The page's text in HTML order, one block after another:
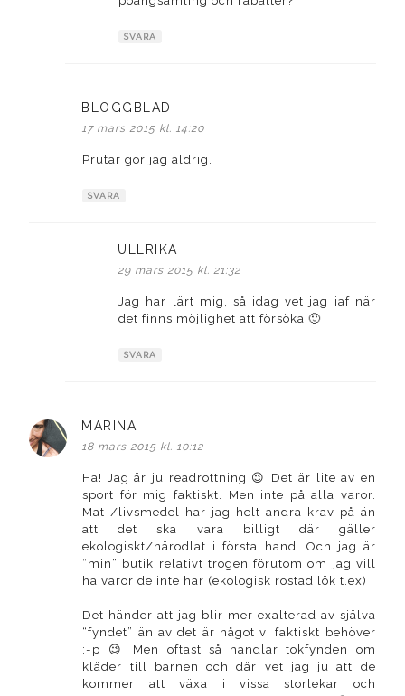
SVARA
BLOGGBLAD
17 mars 2015 kl. 14:20
Prutar gör jag aldrig.
SVARA
ULLRIKA
29 mars 2015 kl. 21:32
Jag har lärt mig, så idag vet jag iaf när
det finns möjlighet att försöka 🙂
SVARA
MARINA
18 mars 2015 kl. 10:12
Ha! Jag är ju readrottning 😉 Det är lite av en
sport för mig faktiskt. Men inte på alla varor.
Mat /livsmedel har jag helt andra krav på än
att det ska vara billigt där gäller
ekologiskt/närodlat i första hand. Och jag är
“min” butik relativt trogen förutom om jag vill
ha varor de inte har (ekologisk rostad lök t.ex)
Det händer att jag blir mer exalterad av själva
“fyndet” än av det är något vi faktiskt behöver
:-p 😉 Men oftast så handlar tokfynden om
kläder till barnen och där vet jag ju att de
kommer att växa i vissa storlekar och